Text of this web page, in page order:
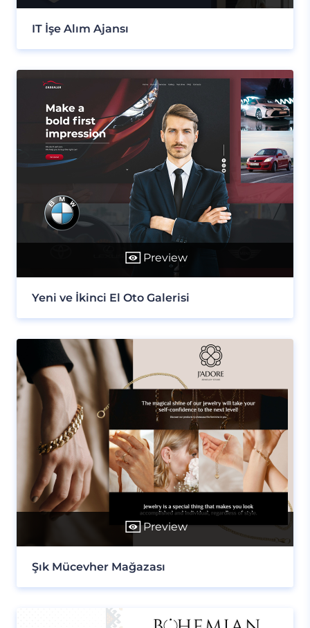
IT İşe Alım Ajansı
Preview
Yeni ve İkinci El Oto Galerisi
Preview
Şık Mücevher Mağazası